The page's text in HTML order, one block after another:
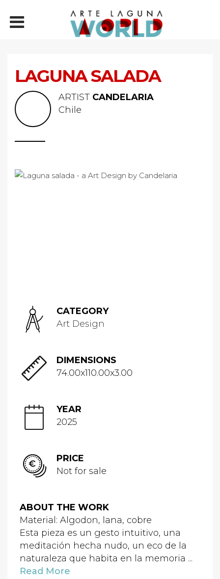
LAGUNA SALADA
ARTIST CANDELARIA
Chile
CATEGORY
Art Design
DIMENSIONS
74.00x110.00x3.00
YEAR
2025
PRICE
Not for sale
ABOUT THE WORK
Material: Algodon, lana, cobre
Esta pieza es un gesto intuitivo, una
meditación hecha nudo, un eco de la
naturaleza que habita en la memoria ...
Read More